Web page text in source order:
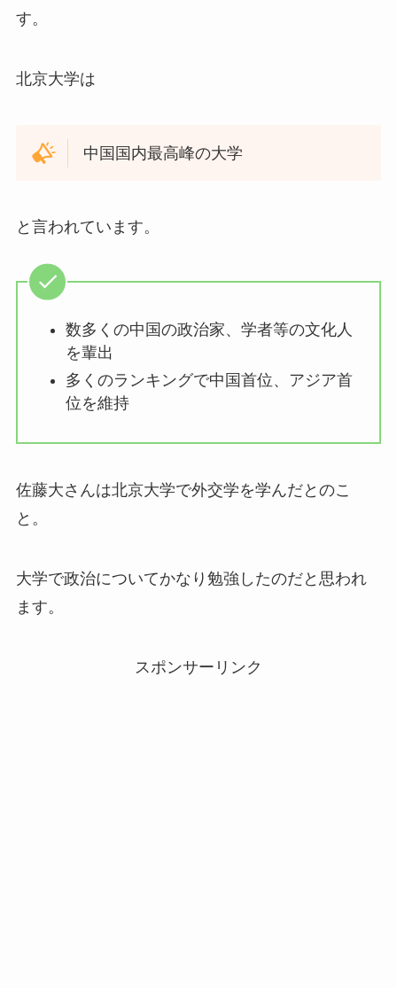
す。
北京大学は
中国国内最高峰の大学
と言われています。
数多くの中国の政治家、学者等の文化人
を輩出
多くのランキングで中国首位、アジア首
位を維持
佐藤大さんは北京大学で外交学を学んだとのこ
と。
大学で政治についてかなり勉強したのだと思われ
ます。
スポンサーリンク